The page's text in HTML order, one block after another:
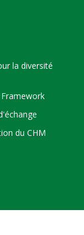
la diversité
du CHM